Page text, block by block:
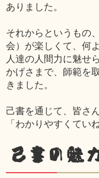
ありました。
それからというもの
会）が楽しくて、何
人達の人間力に魅せ
かげさまで、師範を
きました。
己書を通じて、皆さ
「わかりやすくてい
己書の魅